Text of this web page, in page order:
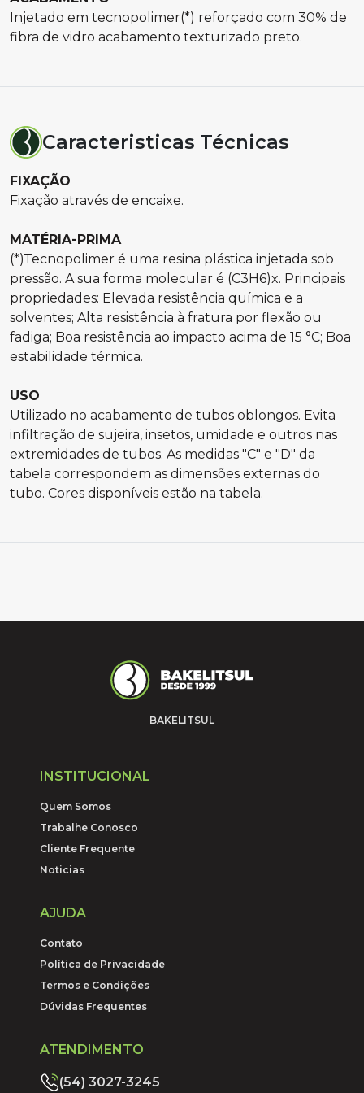
Injetado em tecnopolimer(*) reforçado com 30% de
fibra de vidro acabamento texturizado preto.
Caracteristicas Técnicas
FIXAÇÃO
Fixação através de encaixe.
MATÉRIA-PRIMA
(*)Tecnopolimer é uma resina plástica injetada sob
pressão. A sua forma molecular é (C3H6)x. Principais
propriedades: Elevada resistência química e a
solventes; Alta resistência à fratura por flexão ou
fadiga; Boa resistência ao impacto acima de 15 °C; Boa
estabilidade térmica.
USO
Utilizado no acabamento de tubos oblongos. Evita
infiltração de sujeira, insetos, umidade e outros nas
extremidades de tubos. As medidas "C" e "D" da
tabela correspondem as dimensões externas do
tubo. Cores disponíveis estão na tabela.
BAKELITSUL
INSTITUCIONAL
Quem Somos
Trabalhe Conosco
Cliente Frequente
Noticias
AJUDA
Contato
Política de Privacidade
Termos e Condições
Dúvidas Frequentes
ATENDIMENTO
(54) 3027-3245